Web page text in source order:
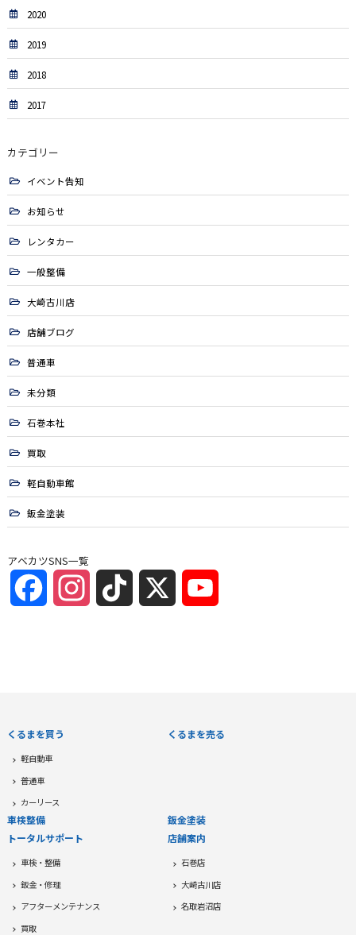
2020
2019
2018
2017
カテゴリー
イベント告知
お知らせ
レンタカー
一般整備
大崎古川店
店舗ブログ
普通車
未分類
石巻本社
買取
軽自動車館
鈑金塗装
アベカツSNS一覧
FacebookInstagramTikTok
くるまを買う
軽自動車
普通車
カーリース
くるまを売る
車検整備
鈑金塗装
トータルサポート
車検・整備
鈑金・修理
アフターメンテナンス
買取
店舗案内
石巻店
大崎古川店
名取岩沼店